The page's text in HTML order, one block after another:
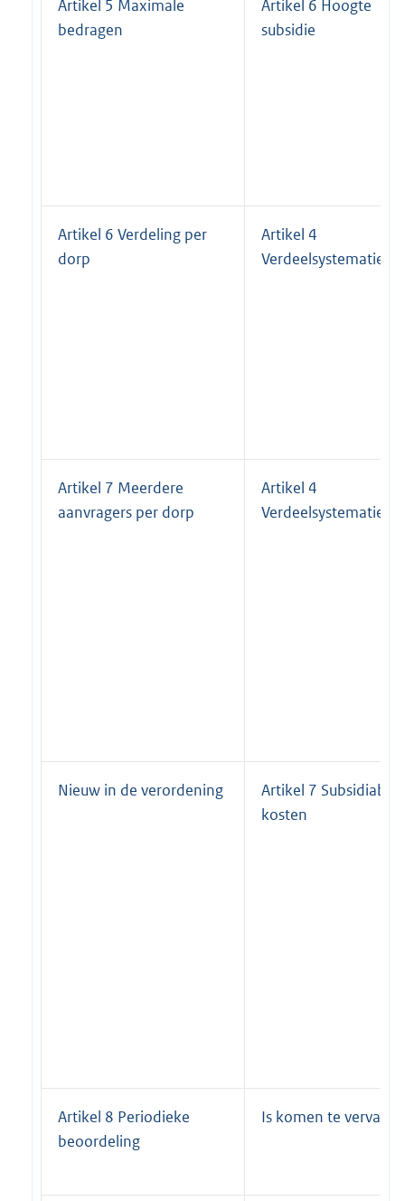
Artikel 5 Maximale
bedragen
Artikel 6 Hoogte
subsidie
Artikel 6 Verdeling per
dorp
Artikel 4
Verdeelsystematiek
Artikel 7 Meerdere
aanvragers per dorp
Artikel 4
Verdeelsystematiek
Nieuw in de verordening
Artikel 7 Subsidiabele
kosten
Artikel 8 Periodieke
beoordeling
Is komen te vervallen